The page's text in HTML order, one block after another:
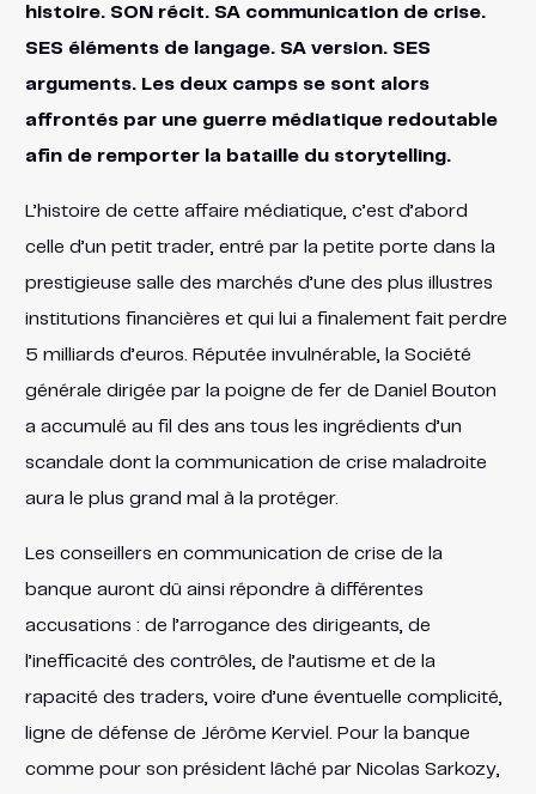
histoire. SON récit. SA communication de crise.
SES éléments de langage. SA version. SES
arguments. Les deux camps se sont alors
affrontés par une guerre médiatique redoutable
afin de remporter la bataille du storytelling.
L’histoire de cette affaire médiatique, c’est d’abord
celle d’un petit trader, entré par la petite porte dans la
prestigieuse salle des marchés d’une des plus illustres
institutions financières et qui lui a finalement fait perdre
5 milliards d’euros. Réputée invulnérable, la Société
générale dirigée par la poigne de fer de Daniel Bouton
a accumulé au fil des ans tous les ingrédients d’un
scandale dont la communication de crise maladroite
aura le plus grand mal à la protéger.
Les conseillers en communication de crise de la
banque auront dû ainsi répondre à différentes
accusations : de l’arrogance des dirigeants, de
l’inefficacité des contrôles, de l’autisme et de la
rapacité des traders, voire d’une éventuelle complicité,
ligne de défense de Jérôme Kerviel. Pour la banque
comme pour son président lâché par Nicolas Sarkozy,